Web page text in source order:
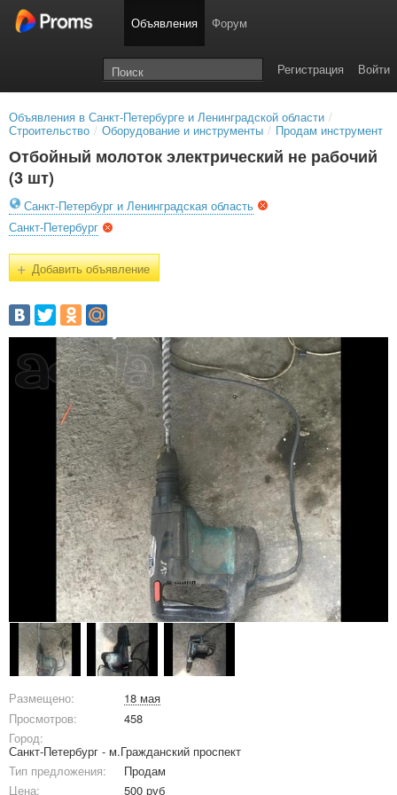
Объявления Форум
Войти
Регистрация
Объявления в Санкт-Петербурге и Ленинградской области /
Строительство / Оборудование и инструменты / Продам инструмент
Отбойный молоток электрический не рабочий
(3 шт)
Санкт-Петербург и Ленинградская область
Санкт-Петербург
+Добавить объявление
Размещено:
18 мая
Просмотров:
458
Город:
Санкт-Петербург - м.Гражданский проспект
Тип предложения:
Продам
Цена:
500 руб